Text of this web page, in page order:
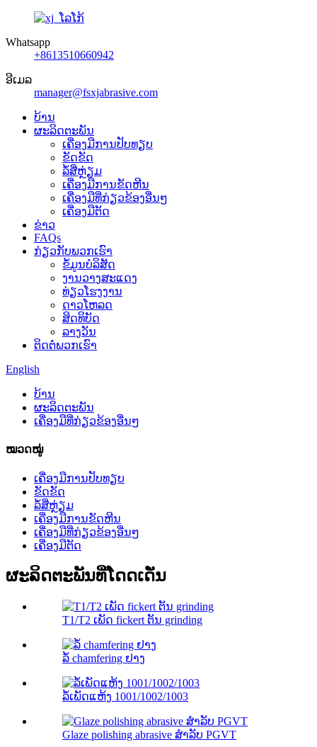
Whatsapp
+8613510660942
ອີເມລ
manager@fsxjabrasive.com
ບ້ານ
ຜະລິດຕະພັນ
ເຄື່ອງມືການປັບທຽບ
ຂັດຂັດ
ລໍ້ສີ່ຫຼ່ຽມ
ເຄື່ອງ​ມື​ການ​ຂັດ​ຫີນ​
ເຄື່ອງມືທີ່ກ່ຽວຂ້ອງອື່ນໆ
ເຄື່ອງມືຕັດ
ຂ່າວ
FAQs
ກ່ຽວກັບພວກເຮົາ
ຂໍ້ມູນບໍລິສັດ
ງານວາງສະແດງ
ທ່ຽວໂຮງງານ
ດາວໂຫລດ
ສິດທິບັດ
ລາງວັນ
ຕິດຕໍ່ພວກເຮົາ
English
ບ້ານ
ຜະລິດຕະພັນ
ເຄື່ອງມືທີ່ກ່ຽວຂ້ອງອື່ນໆ
ໝວດໝູ່
ເຄື່ອງມືການປັບທຽບ
ຂັດຂັດ
ລໍ້ສີ່ຫຼ່ຽມ
ເຄື່ອງ​ມື​ການ​ຂັດ​ຫີນ​
ເຄື່ອງມືທີ່ກ່ຽວຂ້ອງອື່ນໆ
ເຄື່ອງມືຕັດ
ຜະລິດຕະພັນທີ່ໂດດເດັ່ນ
T1/T2 ເພັດ fickert ຕັນ grinding
ລໍ້ chamfering ຢາງ
ລໍ້ເພັດແຫ້ງ 1001/1002/1003
Glaze polishing abrasive ສໍາລັບ PGVT